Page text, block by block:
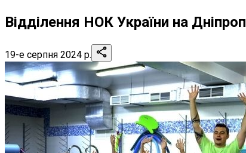
Відділення НОК України на
19-е серпня 2024 р.